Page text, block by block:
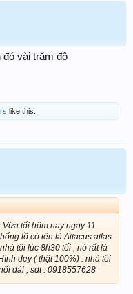
vài trăm đô
like this.
tối hôm nay ngày 11
lồ có tên là Attacus atlas
tôi lúc 8h30 tối , nó rất là
dey ( thật 100%) : nhà tôi
dài , sdt : 0918557628